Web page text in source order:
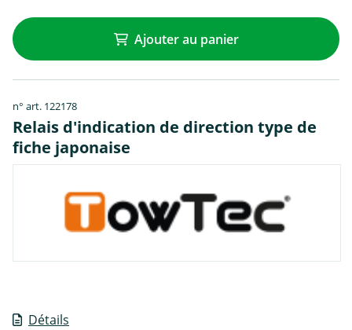
Ajouter au panier
n° art. 122178
Relais d'indication de direction type de
fiche japonaise
Détails